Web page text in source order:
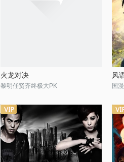
火龙对决
黎明任贤齐终极大PK
风
国